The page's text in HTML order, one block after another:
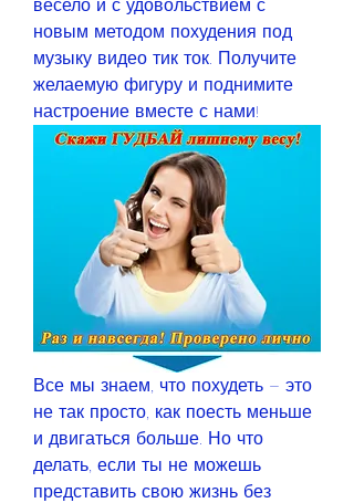
весело и с удовольствием с
новым методом похудения под
музыку видео тик ток. Получите
желаемую фигуру и поднимите
настроение вместе с нами!
Все мы знаем, что похудеть – это
не так просто, как поесть меньше
и двигаться больше. Но что
делать, если ты не можешь
представить свою жизнь без